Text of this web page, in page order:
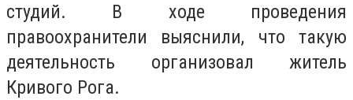
студий. В ходе проведения
правоохранители выяснили, что такую
деятельность организовал житель
Кривого Рога.